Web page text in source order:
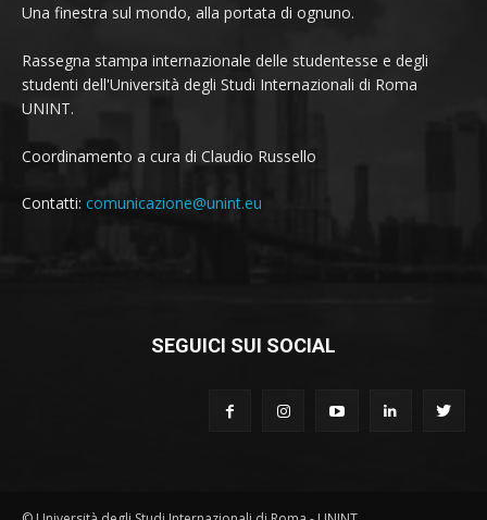
Una finestra sul mondo, alla portata di ognuno.
Rassegna stampa internazionale delle studentesse e degli
studenti dell'Università degli Studi Internazionali di Roma
UNINT.
Coordinamento a cura di Claudio Russello
Contatti: comunicazione@unint.eu
SEGUICI SUI SOCIAL